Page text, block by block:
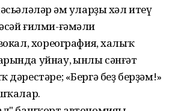
һәм уларҙы хәл итеү
ғилми-ғәмәли
хореография, халыҡ
уйнау, һынлы сәнғәт
дәрестәре; «Бергә беҙ берҙәм!»